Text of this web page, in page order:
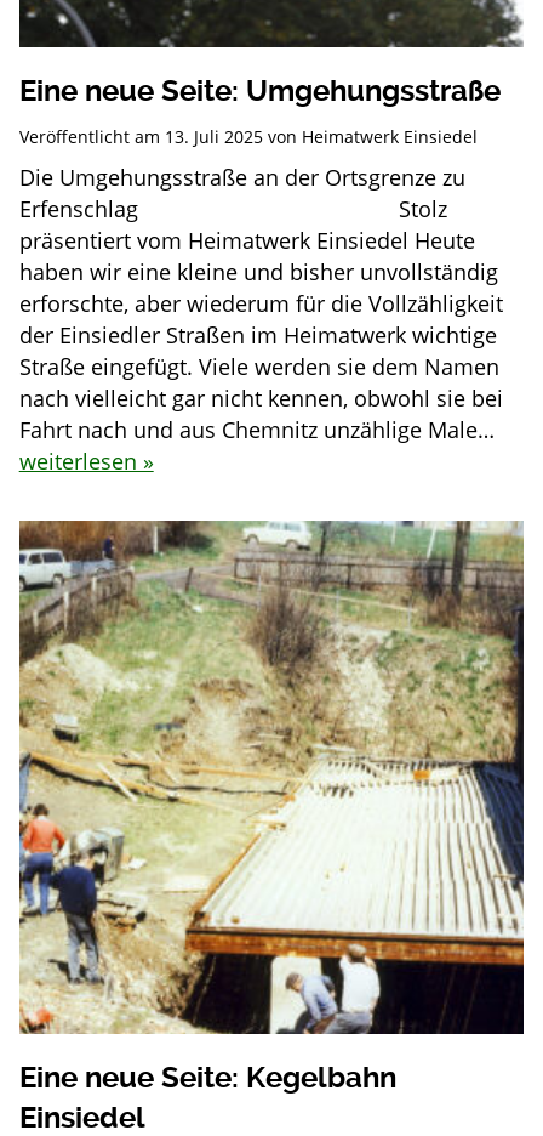
Eine neue Seite: Umgehungsstraße
Veröffentlicht am 13. Juli 2025von Heimatwerk Einsiedel
Die Umgehungsstraße an der Ortsgrenze zu
Erfenschlag Stolz
präsentiert vom Heimatwerk Einsiedel Heute
haben wir eine kleine und bisher unvollständig
erforschte, aber wiederum für die Vollzähligkeit
der Einsiedler Straßen im Heimatwerk wichtige
Straße eingefügt. Viele werden sie dem Namen
nach vielleicht gar nicht kennen, obwohl sie bei
Fahrt nach und aus Chemnitz unzählige Male…
weiterlesen »
Eine neue Seite: Kegelbahn
Einsiedel